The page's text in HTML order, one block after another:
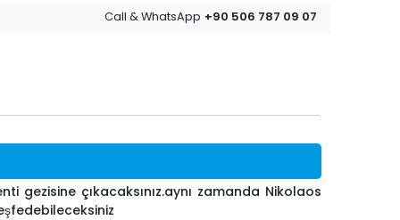
Call & WhatsApp +90 506 787 09 07
gezisine çıkacaksınız.aynı zamanda Nikolaos